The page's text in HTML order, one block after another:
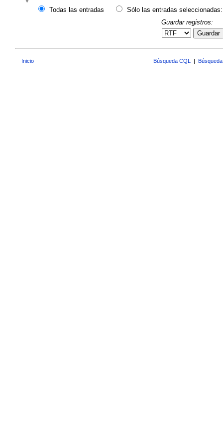
Todas las entradas
Sólo las entradas seleccionadas:
Guardar registros:
Guardar
Inicio Búsqueda CQL